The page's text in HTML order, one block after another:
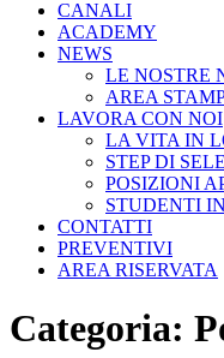
CANALI
ACADEMY
NEWS
LE NOSTRE
AREA
LAVORA CON NOI
LA VITA IN
STEP DI
POSIZIONI
STUDENTI
CONTATTI
PREVENTIVI
AREA RISERVATA
Categoria: